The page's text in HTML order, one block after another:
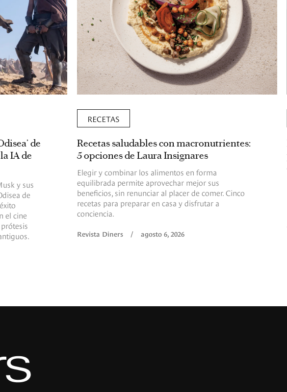
de
IA de
y sus
de
el cine
RECETAS
Recetas saludables con macronutrientes:
5 opciones de Laura Insignares
Elegir y combinar los alimentos en forma
equilibrada permite aprovechar mejor sus
beneficios, sin renunciar al placer de comer. Cinco
recetas para preparar en casa y disfrutar a
conciencia.
Revista Diners / agosto 6, 2026